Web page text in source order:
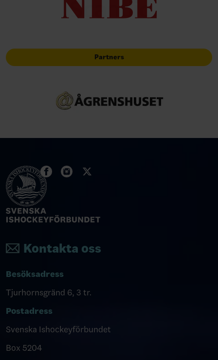
Partners
Kontakta oss
Besöksadress
Tjurhornsgränd 6, 3 tr.
Postadress
Svenska Ishockeyförbundet
Box 5204